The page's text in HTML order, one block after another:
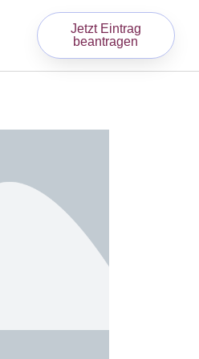
Jetzt Eintrag
beantragen